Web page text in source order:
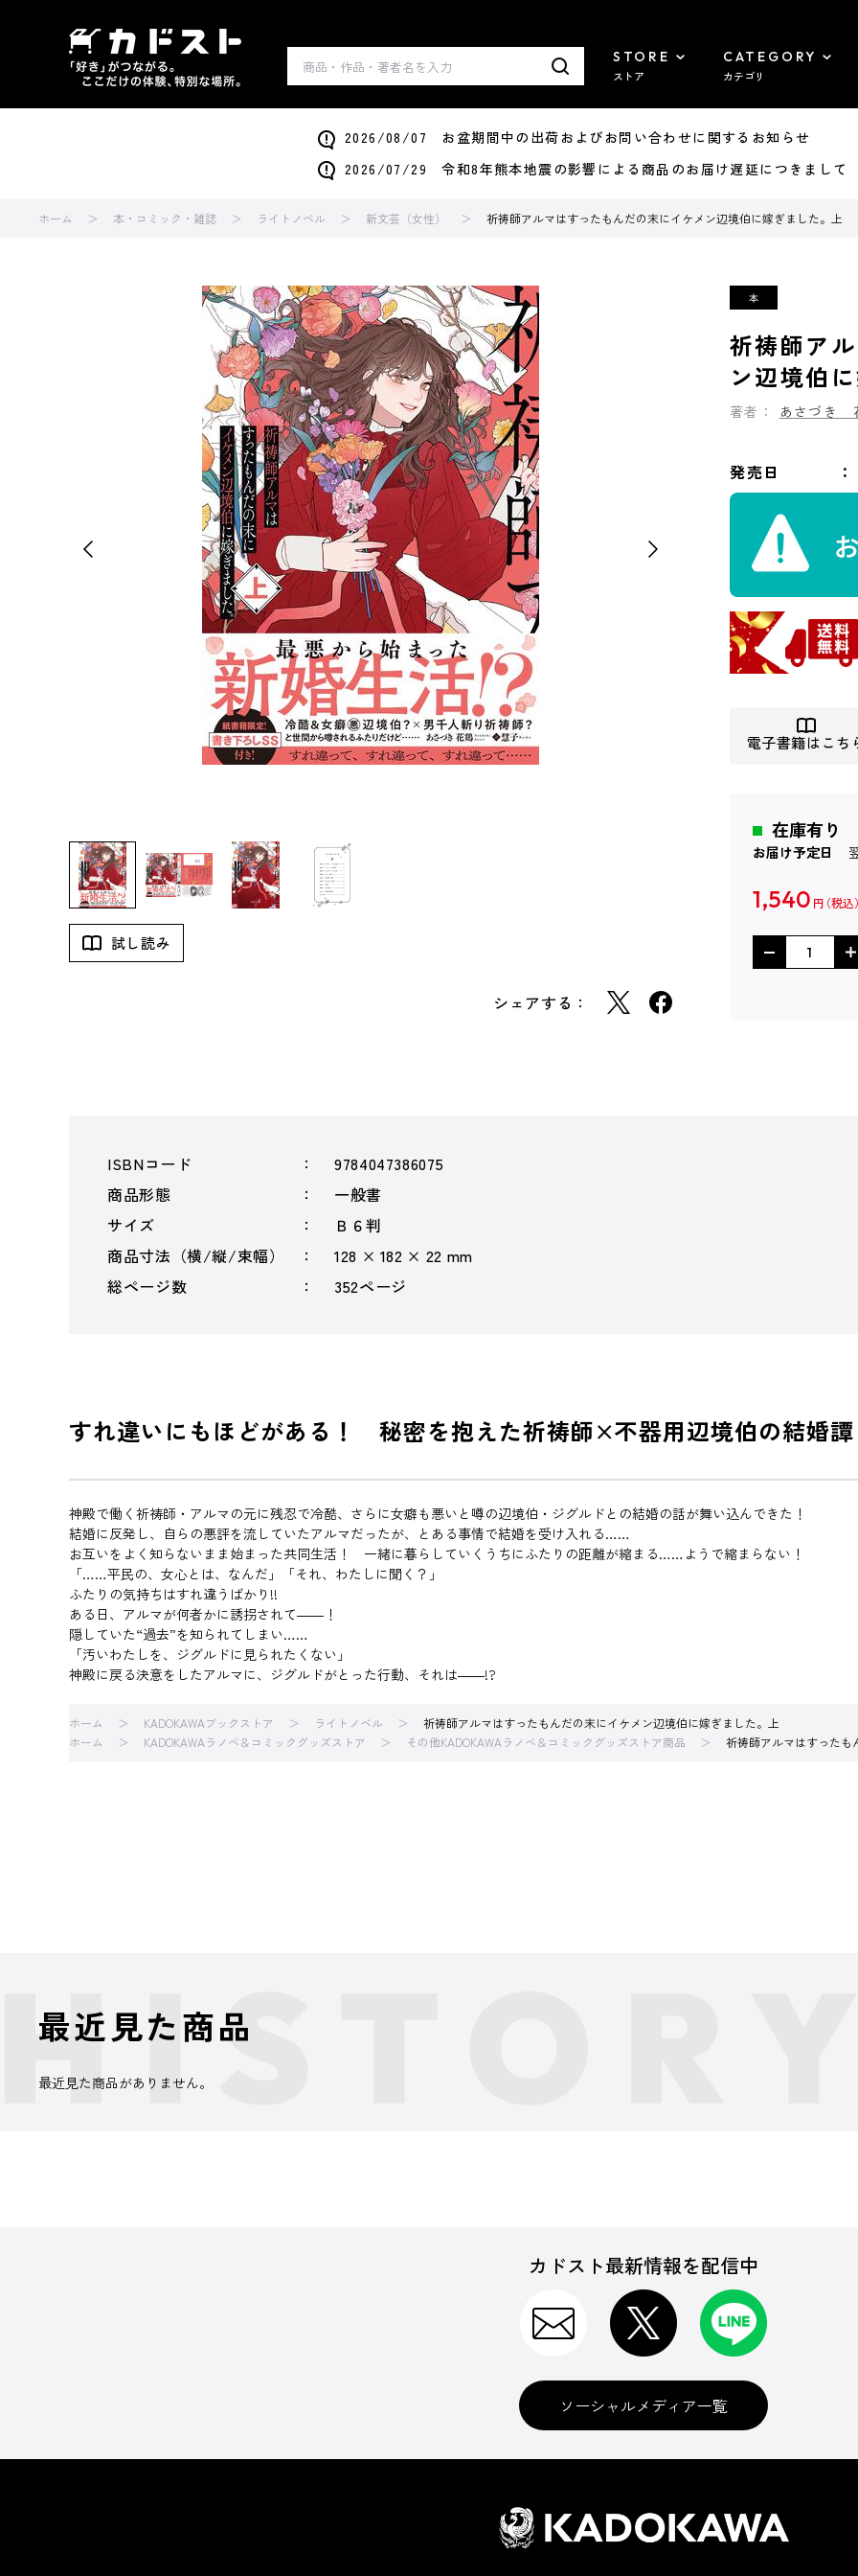
STORE
ストア
CATEGORY
カテゴリ
2026/08/07 お盆期間中の出荷およびお問い合わせに関するお知らせ
2026/07/29 令和8年熊本地震の影響による商品のお届け遅延につきまして
ホーム 本・コミック・雑誌 ライトノベル 新文芸（女性） 祈祷師アルマはすったもんだの末にイケメン辺境伯に嫁ぎました。上
試し読み
シェアする：
祈祷師ア
ン辺境伯
著者： あさづき
発売日
電子書籍はこち
在庫有り
お届け予定日
1,540 円
ISBNコード
9784047386075
商品形態
一般書
サイズ
Ｂ６判
商品寸法（横/縦/束幅）
128 × 182 × 22 mm
総ページ数
352ページ
すれ違いにもほどがある！ 秘密を抱えた祈祷師×不器用辺境伯の結婚
神殿で働く祈祷師・アルマの元に残忍で冷酷、さらに女癖も悪いと噂の辺境伯・ジグルドとの結婚の話が舞い込んできた！
結婚に反発し、自らの悪評を流していたアルマだったが、とある事情で結婚を受け入れる……
お互いをよく知らないまま始まった共同生活！ 一緒に暮らしていくうちにふたりの距離が縮まる……ようで縮まらない！
「……平民の、女心とは、なんだ」「それ、わたしに聞く？」
ふたりの気持ちはすれ違うばかり!!
ある日、アルマが何者かに誘拐されて――！
隠していた“過去”を知られてしまい……
「汚いわたしを、ジグルドに見られたくない」
神殿に戻る決意をしたアルマに、ジグルドがとった行動、それは――!?
ホーム KADOKAWAブックストア ライトノベル
祈祷師アルマはすったもんだの末にイケメン辺境伯に嫁ぎました。上
ホーム
KADOKAWAラノベ＆コミックグッズストア その他KADOKAWAラノベ＆コミックグッズストア商品 祈祷師アルマはすったも
最近見た商品
最近見た商品がありません。
カドスト最新情報を配信中
ソーシャルメディア一覧